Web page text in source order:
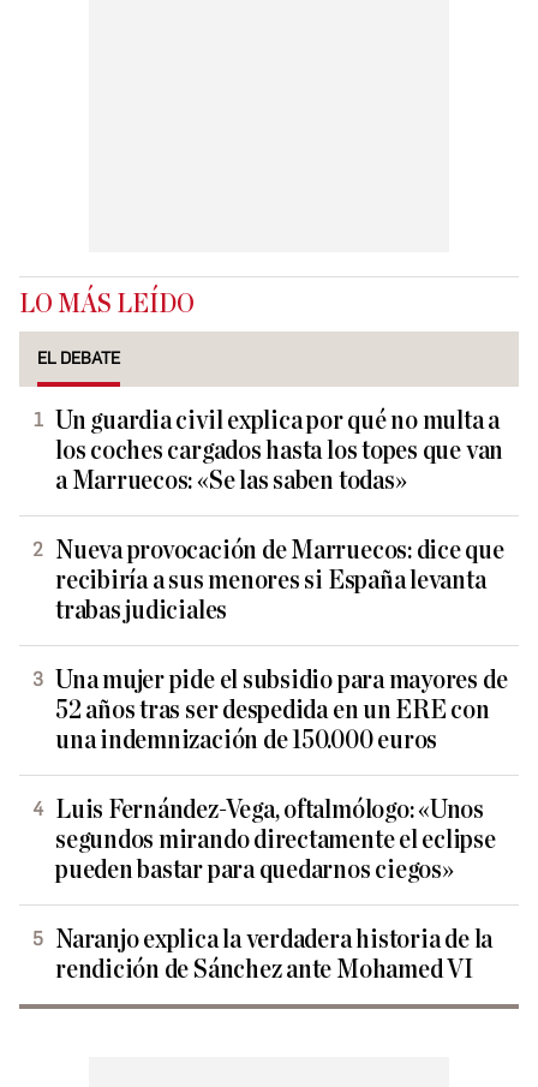
LO MÁS LEÍDO
EL DEBATE
Un guardia civil explica por qué no multa a
los coches cargados hasta los topes que van
a Marruecos: «Se las saben todas»
Nueva provocación de Marruecos: dice que
recibiría a sus menores si España levanta
trabas judiciales
Una mujer pide el subsidio para mayores de
52 años tras ser despedida en un ERE con
una indemnización de 150.000 euros
Luis Fernández-Vega, oftalmólogo: «Unos
segundos mirando directamente el eclipse
pueden bastar para quedarnos ciegos»
Naranjo explica la verdadera historia de la
rendición de Sánchez ante Mohamed VI